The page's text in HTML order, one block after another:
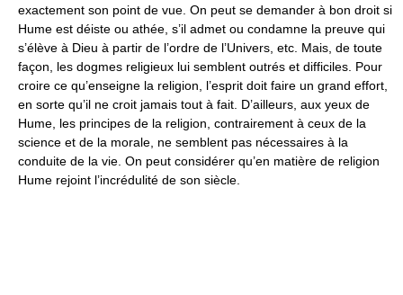
exactement son point de vue. On peut se demander à bon droit si
Hume est déiste ou athée, s’il admet ou condamne la preuve qui
s’élève à Dieu à partir de l’ordre de l’Univers, etc. Mais, de toute
façon, les dogmes religieux lui semblent outrés et difficiles. Pour
croire ce qu’enseigne la religion, l’esprit doit faire un grand effort,
en sorte qu’il ne croit jamais tout à fait. D’ailleurs, aux yeux de
Hume, les principes de la religion, contrairement à ceux de la
science et de la morale, ne semblent pas nécessaires à la
conduite de la vie. On peut considérer qu’en matière de religion
Hume rejoint l’incrédulité de son siècle.